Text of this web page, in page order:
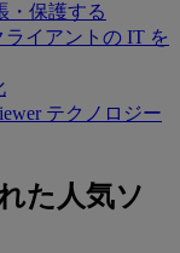
・保護する
ライアントの IT を
テクノロジー
た人気ソ